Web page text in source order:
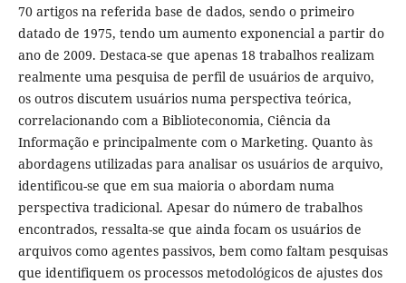
70 artigos na referida base de dados, sendo o primeiro
datado de 1975, tendo um aumento exponencial a partir do
ano de 2009. Destaca-se que apenas 18 trabalhos realizam
realmente uma pesquisa de perfil de usuários de arquivo,
os outros discutem usuários numa perspectiva teórica,
correlacionando com a Biblioteconomia, Ciência da
Informação e principalmente com o Marketing. Quanto às
abordagens utilizadas para analisar os usuários de arquivo,
identificou-se que em sua maioria o abordam numa
perspectiva tradicional. Apesar do número de trabalhos
encontrados, ressalta-se que ainda focam os usuários de
arquivos como agentes passivos, bem como faltam pesquisas
que identifiquem os processos metodológicos de ajustes dos